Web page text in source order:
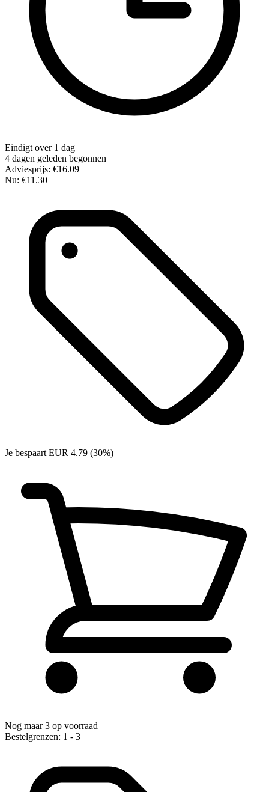
Eindigt over 1 dag
4 dagen geleden begonnen
Adviesprijs: €16.09
Nu: €11.30
Je bespaart EUR 4.79 (30%)
Nog maar 3 op voorraad
Bestelgrenzen: 1 - 3